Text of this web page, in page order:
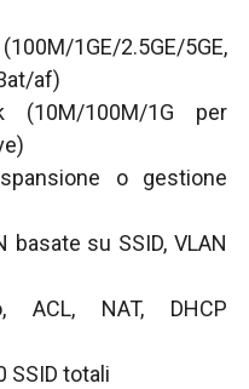
1GE/2.5GE/5GE,
af)
100M/1G per
o gestione
basate su SSID, VLAN
ACL, NAT, DHCP
SSID totali